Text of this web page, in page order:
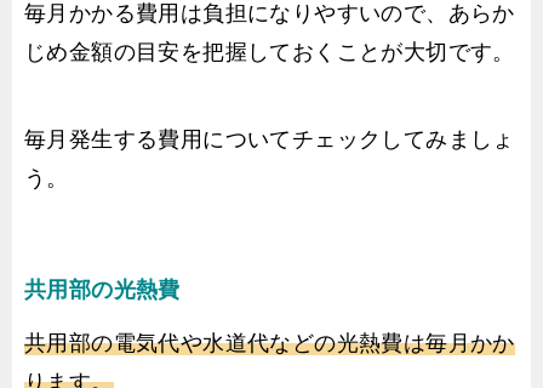
毎月かかる費用は負担になりやすいので、あらか
じめ金額の目安を把握しておくことが大切です。
毎月発生する費用についてチェックしてみましょ
う。
共用部の光熱費
共用部の電気代や水道代などの光熱費は毎月かか
ります。